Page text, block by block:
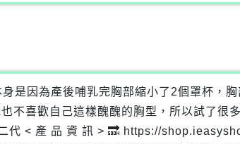
是因為產後哺乳完胸部縮小了2個罩杯，
不喜歡自己這樣醜醜的胸型，所以試了很
代 < 產 品 資 訊 > 🔜 https://